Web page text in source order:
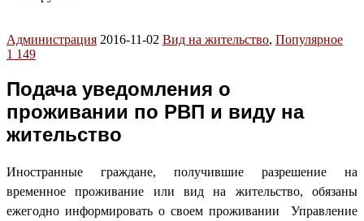
Администрация 2016-11-02 Вид на жительство, Популярное
1 149
Подача уведомления о
проживании по РВП и виду на
жительство
Иностранные граждане, получившие разрешение на
временное проживание или вид на жительство, обязаны
ежегодно информировать о своем проживании Управление